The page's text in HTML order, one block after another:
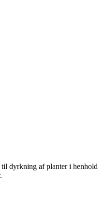
dyrkning af planter i henhold